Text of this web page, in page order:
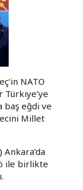
NATO
Türkiye’ye
baş eğdi ve
Millet
ile birlikte